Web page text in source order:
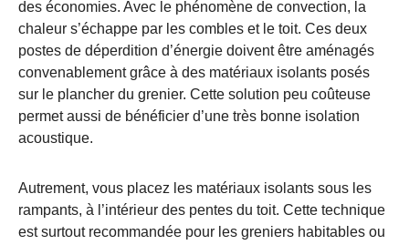
des économies. Avec le phénomène de convection, la
chaleur s’échappe par les combles et le toit. Ces deux
postes de déperdition d’énergie doivent être aménagés
convenablement grâce à des matériaux isolants posés
sur le plancher du grenier. Cette solution peu coûteuse
permet aussi de bénéficier d’une très bonne isolation
acoustique.
Autrement, vous placez les matériaux isolants sous les
rampants, à l’intérieur des pentes du toit. Cette technique
est surtout recommandée pour les greniers habitables ou